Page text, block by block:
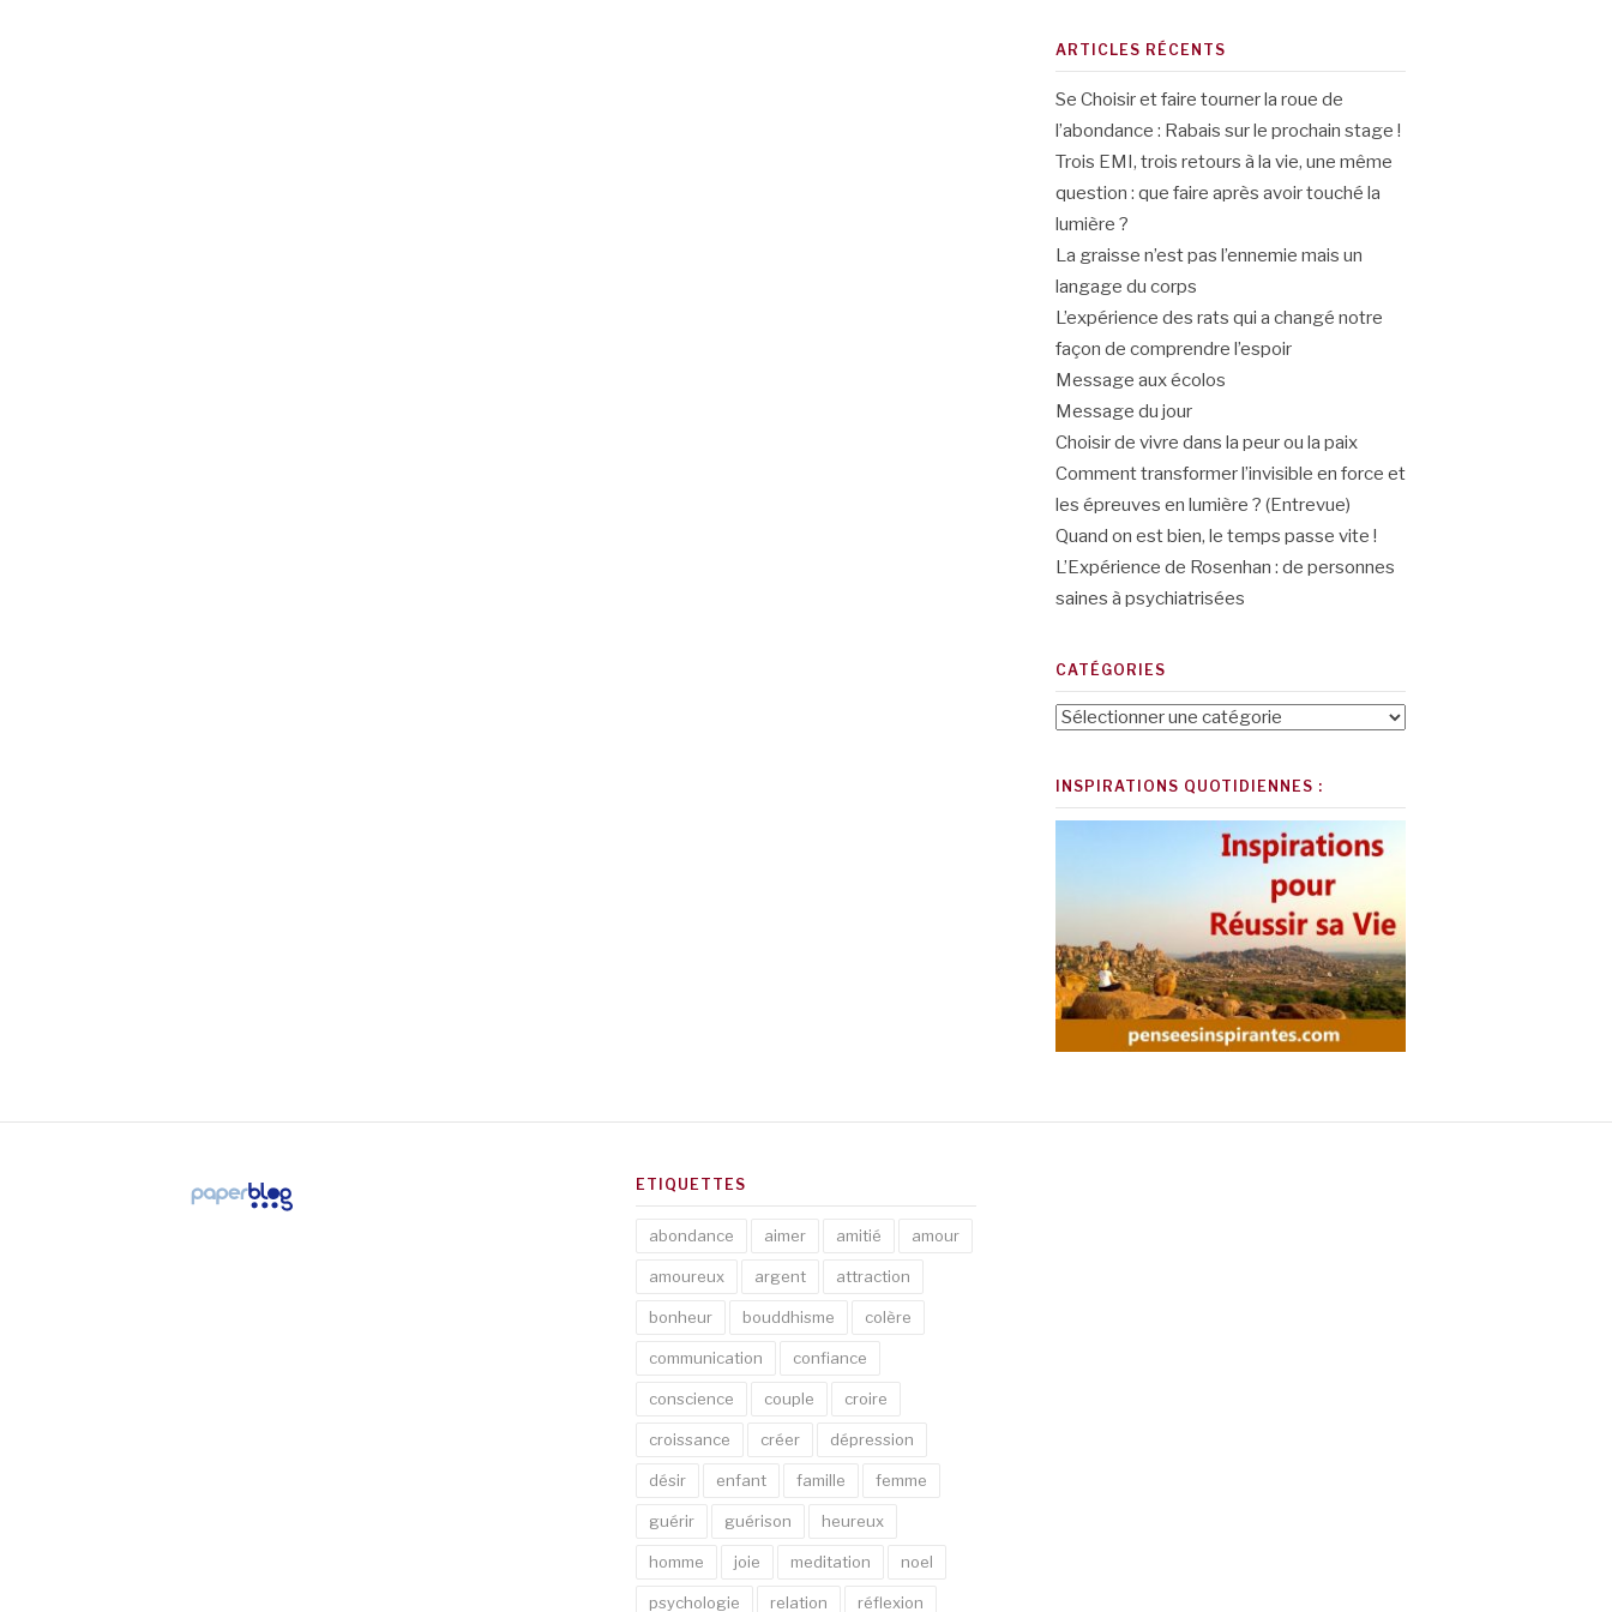
ARTICLES RÉCENTS
Se Choisir et faire tourner la roue de
l’abondance : Rabais sur le prochain stage !
Trois EMI, trois retours à la vie, une même
question : que faire après avoir touché la
lumière ?
La graisse n’est pas l’ennemie mais un
langage du corps
L’expérience des rats qui a changé notre
façon de comprendre l’espoir
Message aux écolos
Message du jour
Choisir de vivre dans la peur ou la paix
Comment transformer l’invisible en force et
les épreuves en lumière ? (Entrevue)
Quand on est bien, le temps passe vite !
L’Expérience de Rosenhan : de personnes
saines à psychiatrisées
CATÉGORIES
Catégories
INSPIRATIONS QUOTIDIENNES :
ETIQUETTES
abondance aimer amitié amour
amoureux argent attraction
bonheur bouddhisme colère
communication confiance
conscience couple croire
croissance créer dépression
désir enfant famille femme
guérir guérison heureux
homme joie meditation noel
psychologie relation réflexion